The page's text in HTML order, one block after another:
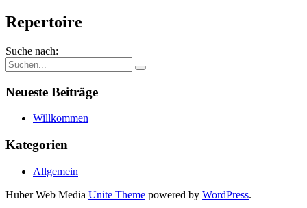
Repertoire
Suche nach:
Neueste Beiträge
Willkommen
Kategorien
Allgemein
Huber Web Media Unite Theme powered by WordPress.